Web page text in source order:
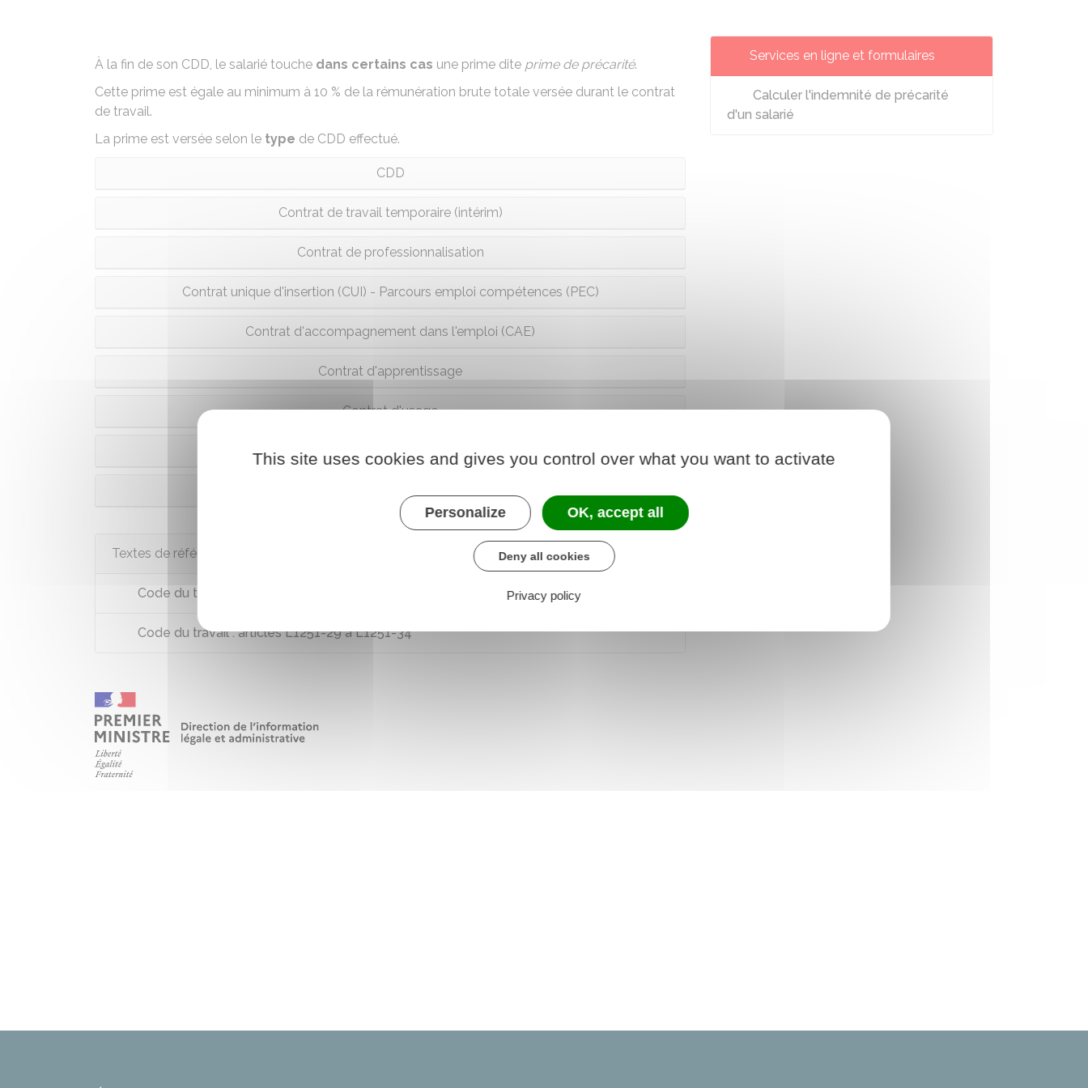
À la fin de son CDD, le salarié touche dans certains cas une prime dite prime de précarité.
Cette prime est égale au minimum à 10 % de la rémunération brute totale versée durant le contrat
de travail.
La prime est versée selon le type de CDD effectué.
CDD
Contrat de travail temporaire (intérim)
Contrat de professionnalisation
Contrat unique d'insertion (CUI) - Parcours emploi compétences (PEC)
Contrat d'accompagnement dans l'emploi (CAE)
Contrat d'apprentissage
Contrat d'usage
Contrat dit étudiant (durant les vacances scolaires)
Textes de référence
Code du travail : articles L1243-5 à L1243-12
Code du travail : articles L1251-29 à L1251-34
Services en ligne et formulaires
Calculer l'indemnité de précarité
d'un salarié
This site uses cookies and gives you control over what you want to activate
Personalize OK, accept all
Deny all cookies
Privacy policy